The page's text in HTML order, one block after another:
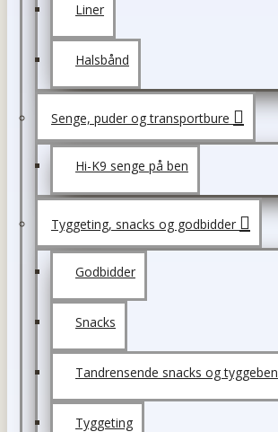
Liner
Halsbånd
Senge, puder og transportbure
Hi-K9 senge på ben
Tyggeting, snacks og godbidder
Godbidder
Snacks
Tandrensende snacks og tyggeben
Tyggeting